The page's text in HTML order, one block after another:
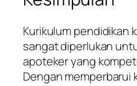
Kurikulum pendidikan
sangat diperlukan
apoteker yang
Dengan memperbarui